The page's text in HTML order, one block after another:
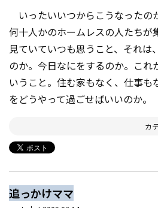
いったいいつからこうなったの
何十人かのホームレスの人たちが
見ていていつも思うこと、それは
のか。今日なにをするのか。これ
いうこと。住む家もなく、仕事も
をどうやって過ごせばいいのか。
カ
追っかけママ